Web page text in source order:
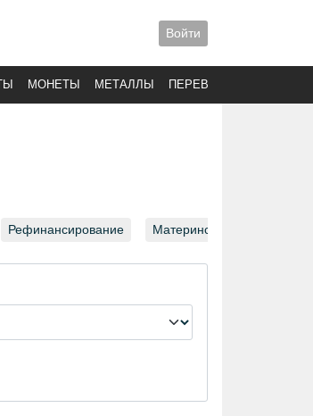
Войти
МОНЕТЫ МЕТАЛЛЫ ПЕРЕВОДЫ
Рефинансирование Материнский капитал